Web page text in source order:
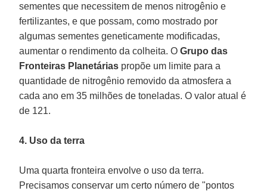
sementes que necessitem de menos nitrogênio e
fertilizantes, e que possam, como mostrado por
algumas sementes geneticamente modificadas,
aumentar o rendimento da colheita. OGrupo das
Fronteiras Planetárias propõe um limite para a
quantidade de nitrogênio removido da atmosfera a
cada ano em 35 milhões de toneladas. O valor atual é
de 121.
4. Uso da terra
Uma quarta fronteira envolve o uso da terra.
Precisamos conservar um certo número de "pontos